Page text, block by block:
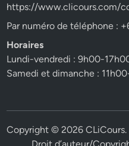
https://www.clicours.com/
Par numéro de téléphone :
Horaires
Lundi-vendredi : 9h00-
Samedi et dimanche :
Copyright © 2026CLiCours.